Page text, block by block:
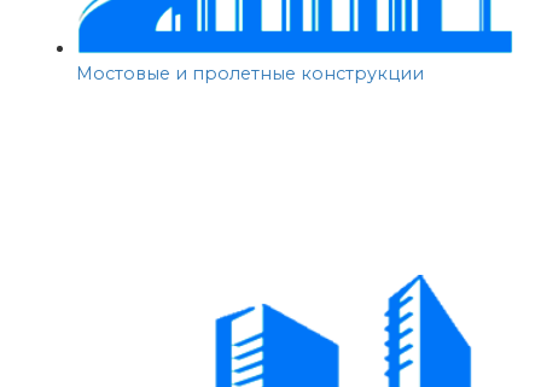
Мостовые и пролетные конструкции